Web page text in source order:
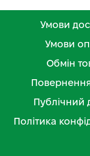
Умови
Умови
Обмін
Публічний
Політика